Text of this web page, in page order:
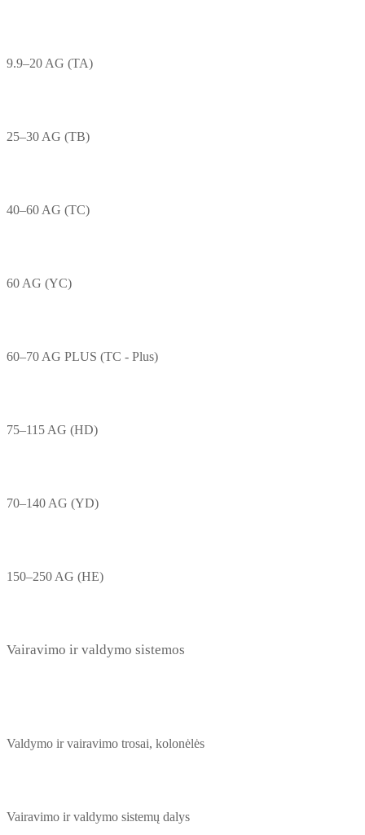
9.9–20 AG (TA)
25–30 AG (TB)
40–60 AG (TC)
60 AG (YC)
60–70 AG PLUS (TC - Plus)
75–115 AG (HD)
70–140 AG (YD)
150–250 AG (HE)
Vairavimo ir valdymo sistemos
Valdymo ir vairavimo trosai, kolonėlės
Vairavimo ir valdymo sistemų dalys